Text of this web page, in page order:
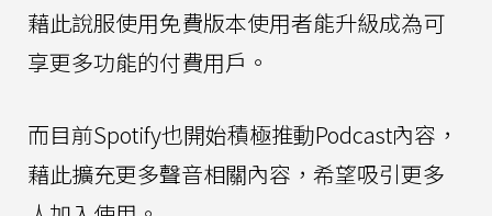
藉此說服使用免費版本使用者能升級成為可
享更多功能的付費用戶。
而目前Spotify也開始積極推動Podcast內容，
藉此擴充更多聲音相關內容，希望吸引更多